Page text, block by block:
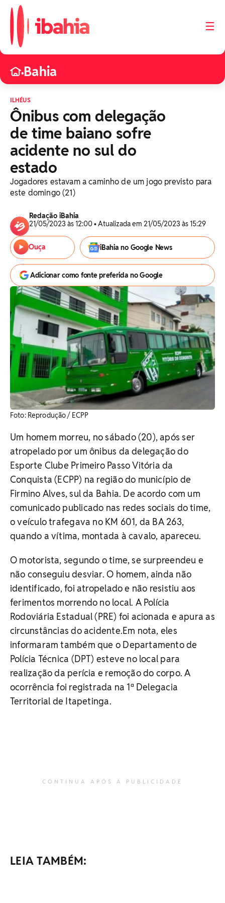
☰
•Bahia
ILHÉUS
Ônibus com delegação
de time baiano sofre
acidente no sul do
estado
Jogadores estavam a caminho de um jogo previsto para
este domingo (21)
Redação iBahia
21/05/2023 às 12:00 • Atualizada em 21/05/2023 às 15:29
Ouça iBahia no Google News
Adicionar como fonte preferida no Google
Foto: Reprodução / ECPP
Um homem morreu, no sábado (20), após ser
atropelado por um ônibus da delegação do
Esporte Clube Primeiro Passo Vitória da
Conquista (ECPP) na região do município de
Firmino Alves, sul da Bahia. De acordo com um
comunicado publicado nas redes sociais do time,
o veículo trafegava no KM 601, da BA 263,
quando a vítima, montada à cavalo, apareceu.
O motorista, segundo o time, se surpreendeu e
não conseguiu desviar. O homem, ainda não
identificado, foi atropelado e não resistiu aos
ferimentos morrendo no local. A Polícia
Rodoviária Estadual (PRE) foi acionada e apura as
circunstâncias do acidente.Em nota, eles
informaram também que o Departamento de
Polícia Técnica (DPT) esteve no local para
realização da perícia e remoção do corpo. A
ocorrência foi registrada na 1ª Delegacia
Territorial de Itapetinga.
CONTINUA APÓS A PUBLICIDADE
LEIA TAMBÉM: